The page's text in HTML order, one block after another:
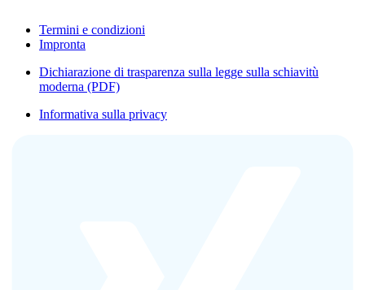
Termini e condizioni
Impronta
Dichiarazione di trasparenza sulla legge sulla schiavitù
moderna (PDF)
Informativa sulla privacy